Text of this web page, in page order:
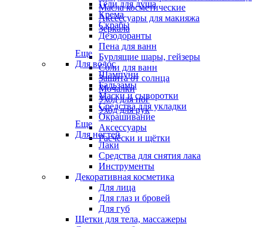
Масла косметические
Аксессуары для макияжа
Зеркала
Гели для душа
Крема
Скрабы
Дезодоранты
Пена для ванн
Бурлящие шары, гейзеры
Соли для ванн
Защита от солнца
Мочалки
Уход для ног
Уход для рук
Еще
Для волос
Шампуни
Бальзамы
Маски и сыворотки
Средства для укладки
Окрашивание
Аксессуары
Расчёски и щётки
Еще
Для ногтей
Лаки
Средства для снятия лака
Инструменты
Декоративная косметика
Для лица
Для глаз и бровей
Для губ
Щетки для тела, массажеры